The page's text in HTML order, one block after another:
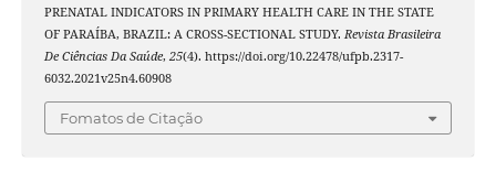
PRENATAL INDICATORS IN PRIMARY HEALTH CARE IN THE STATE
OF PARAÍBA, BRAZIL: A CROSS-SECTIONAL STUDY. Revista Brasileira
De Ciências Da Saúde, 25(4). https://doi.org/10.22478/ufpb.2317-
6032.2021v25n4.60908
Fomatos de Citação